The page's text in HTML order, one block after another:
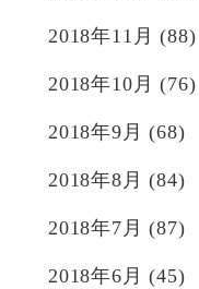
2018年11月 (88)
2018年10月 (76)
2018年9月 (68)
2018年8月 (84)
2018年7月 (87)
2018年6月 (45)